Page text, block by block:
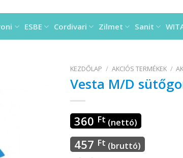
ESBE Cordivari Zilmet Sanit
KEZDŐLAP / AKCIÓS TERMÉKEK /
Vesta M/D
360 Ft (nettó)
457 Ft (bruttó)